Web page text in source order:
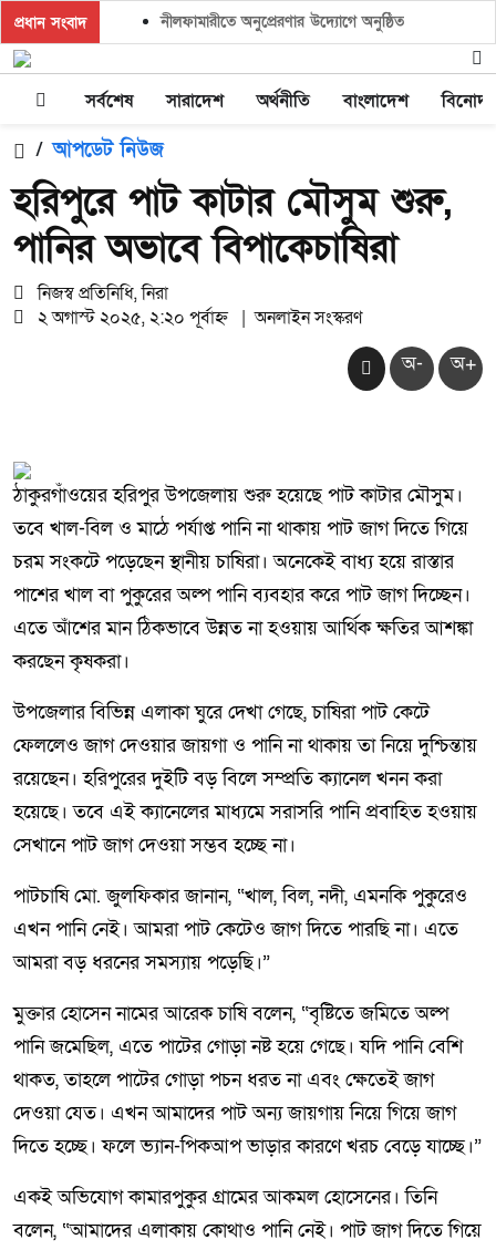
প্রধান সংবাদ নীলফামারীতে অনুপ্রেরণার উদ্যোগে অনুষ্ঠিত হলো ‘ক্লাইমেট
সর্বশেষ সারাদেশ অর্থনীতি বাংলাদেশ
/ আপডেট নিউজ
হরিপুরে পাট কাটার মৌসুম শুরু,
পানির অভাবে বিপাকেচাষিরা
নিজস্ব প্রতিনিধি, নিরা
২ অগাস্ট ২০২৫, ২:২০ পূর্বাহ্ন | অনলাইন সংস্করণ
অ- অ+
ঠাকুরগাঁওয়ের হরিপুর উপজেলায় শুরু হয়েছে পাট কাটার মৌসুম।
তবে খাল-বিল ও মাঠে পর্যাপ্ত পানি না থাকায় পাট জাগ দিতে গিয়ে
চরম সংকটে পড়েছেন স্থানীয় চাষিরা। অনেকেই বাধ্য হয়ে রাস্তার
পাশের খাল বা পুকুরের অল্প পানি ব্যবহার করে পাট জাগ দিচ্ছেন।
এতে আঁশের মান ঠিকভাবে উন্নত না হওয়ায় আর্থিক ক্ষতির আশঙ্কা
করছেন কৃষকরা।
উপজেলার বিভিন্ন এলাকা ঘুরে দেখা গেছে, চাষিরা পাট কেটে
ফেললেও জাগ দেওয়ার জায়গা ও পানি না থাকায় তা নিয়ে দুশ্চিন্তায়
রয়েছেন। হরিপুরের দুইটি বড় বিলে সম্প্রতি ক্যানেল খনন করা
হয়েছে। তবে এই ক্যানেলের মাধ্যমে সরাসরি পানি প্রবাহিত হওয়ায়
সেখানে পাট জাগ দেওয়া সম্ভব হচ্ছে না।
পাটচাষি মো. জুলফিকার জানান, “খাল, বিল, নদী, এমনকি পুকুরেও
এখন পানি নেই। আমরা পাট কেটেও জাগ দিতে পারছি না। এতে
আমরা বড় ধরনের সমস্যায় পড়েছি।”
মুক্তার হোসেন নামের আরেক চাষি বলেন, “বৃষ্টিতে জমিতে অল্প
পানি জমেছিল, এতে পাটের গোড়া নষ্ট হয়ে গেছে। যদি পানি বেশি
থাকত, তাহলে পাটের গোড়া পচন ধরত না এবং ক্ষেতেই জাগ
দেওয়া যেত। এখন আমাদের পাট অন্য জায়গায় নিয়ে গিয়ে জাগ
দিতে হচ্ছে। ফলে ভ্যান-পিকআপ ভাড়ার কারণে খরচ বেড়ে যাচ্ছে।”
একই অভিযোগ কামারপুকুর গ্রামের আকমল হোসেনের। তিনি
বলেন, “আমাদের এলাকায় কোথাও পানি নেই। পাট জাগ দিতে গিয়ে